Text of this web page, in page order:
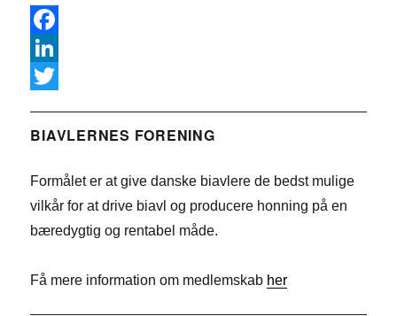
F
a
e
o
L
n
e
n
w
t
r
BIAVLERNES FORENING
Formålet er at give danske biavlere de bedst mulige
vilkår for at drive biavl og producere honning på en
bæredygtig og rentabel måde.
Få mere information om medlemskab her